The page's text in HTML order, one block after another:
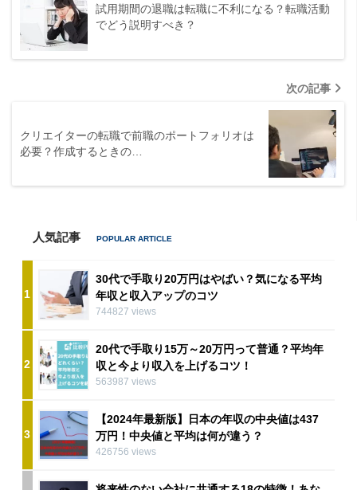
試用期間の退職は転職に不利になる？転職活動
でどう説明すべき？
次の記事
クリエイターの転職で前職のポートフォリオは
必要？作成するときの…
人気記事
1
30代で手取り20万円はやばい？気になる平均
年収と収入アップのコツ
744827 views
2
20代で手取り15万～20万円って普通？平均年
収と今より収入を上げるコツ！
563987 views
3
【2024年最新版】日本の年収の中央値は437
万円！中央値と平均は何が違う？
426756 views